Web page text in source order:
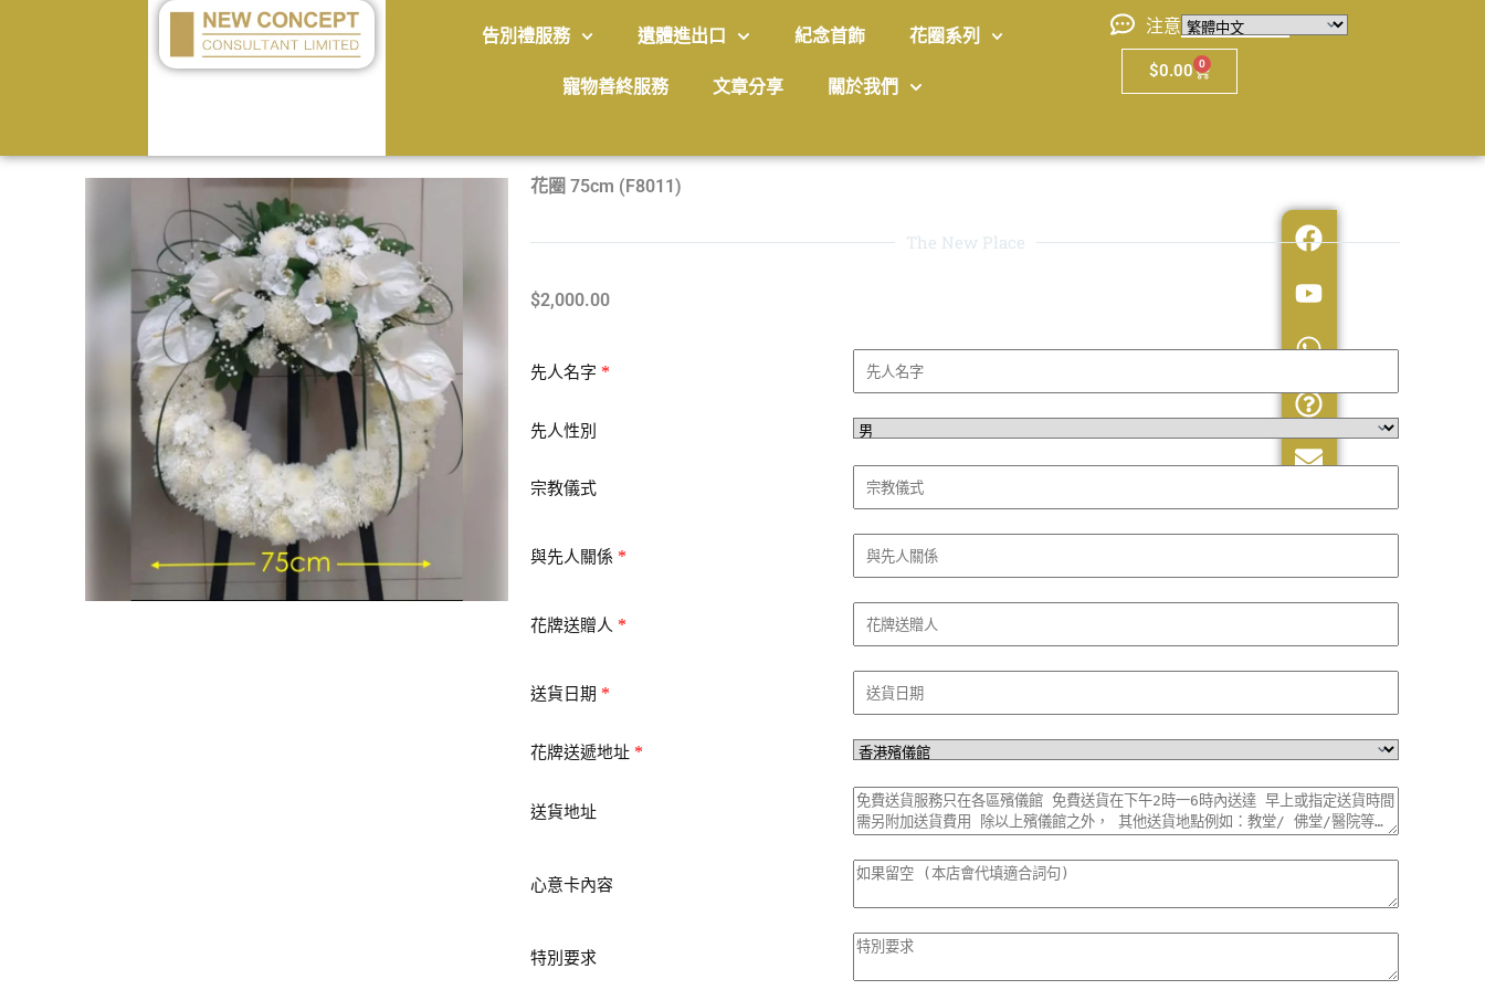
告別禮服務 遺體進出口 紀念首飾 花圈系列
寵物善終服務 文章分享 關於我們
注意
$0.00 0
花圈 75cm (F8011)
The New Place
$2,000.00
先人名字 *
先人性別
宗教儀式
與先人關係 *
花牌送贈人 *
送貨日期 *
花牌送遞地址 *
送貨地址
心意卡內容
特別要求